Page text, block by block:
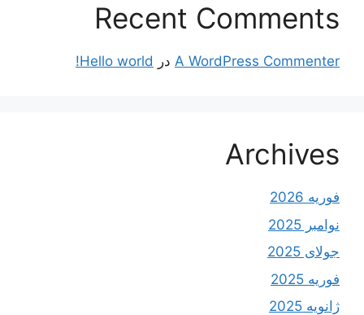
Recent Comments
A WordPress Commenter در Hello world!
Archives
فوریه 2026
نوامبر 2025
جولای 2025
فوریه 2025
ژانویه 2025